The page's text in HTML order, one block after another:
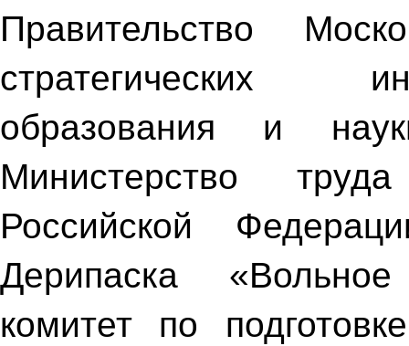
Правительство
стратегических
образования и
Министерство
Российской
Дерипаска
комитет по